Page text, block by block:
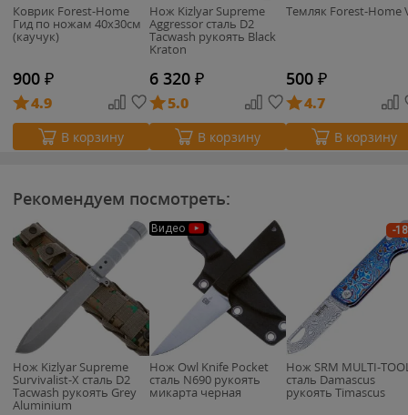
Коврик Forest-Home
Гид по ножам 40х30см
(каучук)
900 ₽
4.9
В корзину
Нож Kizlyar Supreme
Aggressor сталь D2
Tacwash рукоять Black
Kraton
6 320 ₽
5.0
В корзину
Темляк Forest-Home
500 ₽
4.7
В корзину
Рекомендуем посмотреть:
Нож Kizlyar Supreme
Survivalist-X сталь D2
Tacwash рукоять Grey
Aluminium
Видео
Нож Owl Knife Pocket
сталь N690 рукоять
микарта черная
-
Нож SRM MULTI-
сталь Damascus
рукоять Timascus